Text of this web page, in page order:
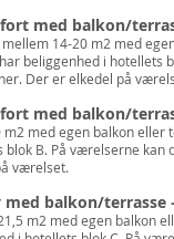
med balkon/
14-20 m2 med
beliggenhed i hotellets
Der er elkedel på
med balkon/
med egen balkon eller
B. På værelserne kan
værelset.
balkon/terrasse
m2 med egen balkon